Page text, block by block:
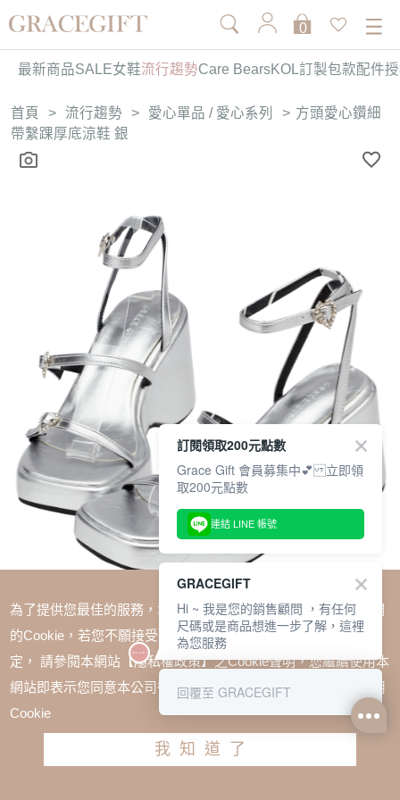
0
最新商品SALE女鞋流行趨勢Care BearsKOL訂製包款配件
首頁 > 流行趨勢 > 愛心單品 / 愛心系列 > 方頭愛心鑽細
帶繫踝厚底涼鞋 銀
方頭愛心鑽細帶繫踝厚底涼鞋 銀
TWD $1380
為了提供您最佳的服務，本網站會在您的電腦中放置並取用我們
的Cookie，若您不願接受Cookie時應如何變更電腦的Cookie設
定， 請參閱本網站【隱私權政策】之Cookie聲明，您繼續使用本
網站即表示您同意本公司得按本網站使用條款之Cookie聲明使用
Cookie
我知道了
訂閱領取200元點數
Grace Gift 會員募集中💕 立即領
取200元點數
連結 LINE 帳號
GRACEGIFT
Hi ~ 我是您的銷售顧問 ，有任何
尺碼或是商品想進一步了解，這裡
為您服務
回覆至 GRACEGIFT